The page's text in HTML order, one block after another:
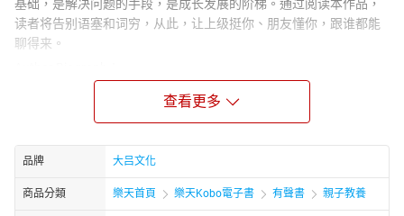
基础，是解决问题的手段，是成长发展的阶梯。通过阅读本作品，
读者将告别语塞和词穷，从此，让上级挺你、朋友懂你，跟谁都能
聊得来。
胡元斌是湖北房县籍作家、图书编审、湖北省作家协会会员，长期
深耕通俗历史、人物传记与国学普及领域，编著出版数百部大众读
作集中在历史纪实、名人传记、国学普及三大方向。1963 年 11 月
出生，湖北房县人，湖北教育学院专科毕业，1983 年起发表文学作
品，现为大华文苑（北京）图书有限公司编辑、北京某文化公司图
书编审，湖北省作家协会会员。
查看更多
品牌 大吕文化
商品分類 樂天首頁 樂天Kobo電子書 有聲書 親子教養